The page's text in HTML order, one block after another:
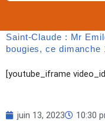
Saint-Claude : Mr
bougies, ce dimanche
[youtube_iframe
juin 13, 2023 10:30